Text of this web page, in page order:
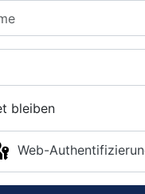
bleiben
Web-